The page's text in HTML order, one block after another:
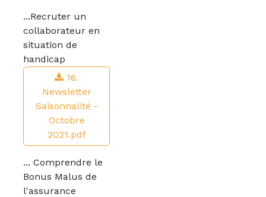
...Recruter un
collaborateur en
situation de
handicap
16.
Newsletter
Saisonnalité -
Octobre
2021.pdf
... Comprendre le
Bonus Malus de
l'assurance